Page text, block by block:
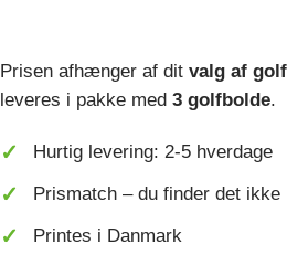
Prisen afhænger af dit valg af
leveres i pakke med 3 golfbolde.
Hurtig levering: 2-5 hverdage
Prismatch – du finder det ikke
Printes i Danmark